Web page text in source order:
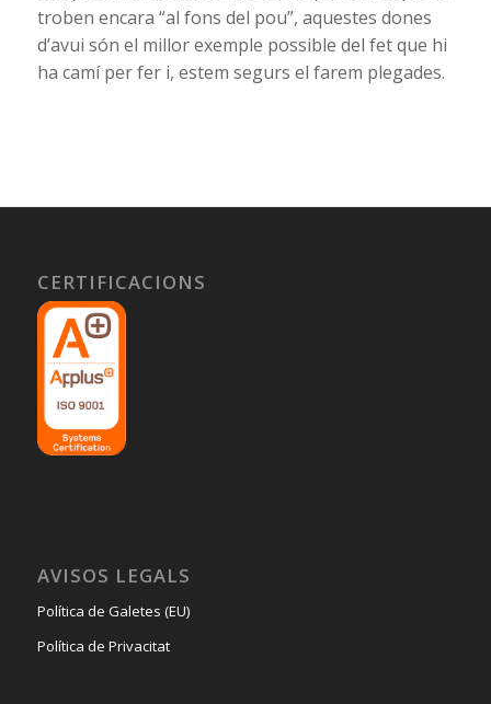
troben encara “al fons del pou”, aquestes dones
d’avui són el millor exemple possible del fet que hi
ha camí per fer i, estem segurs el farem plegades.
CERTIFICACIONS
AVISOS LEGALS
Política de Galetes (EU)
Política de Privacitat